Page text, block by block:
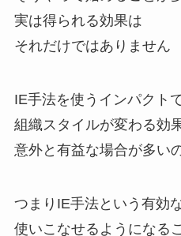
実は得られる効果は
それだけではありません
IE手法を使うインパクト
組織スタイルが変わる効
意外と有益な場合が多い
つまりIE手法という有効
使いこなせるようになる